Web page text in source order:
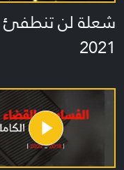
شعلة لن تنطفئ
2021